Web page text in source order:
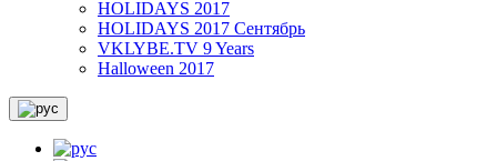
HOLIDAYS 2017
HOLIDAYS 2017 Сентябрь
VKLYBE.TV 9 Years
Halloween 2017